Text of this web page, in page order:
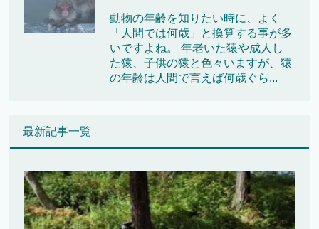
動物の年齢を知りたい時に、よく
「人間では何歳」と換算する事が多
いですよね。 年老いた猿や成人し
た猿、子供の猿と色々いますが、猿
の年齢は人間で言えば何歳ぐら...
最新記事一覧